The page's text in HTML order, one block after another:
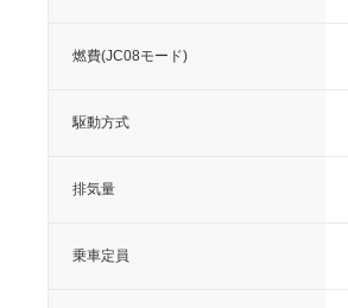
燃費(JC08モード)
駆動方式
排気量
乗車定員